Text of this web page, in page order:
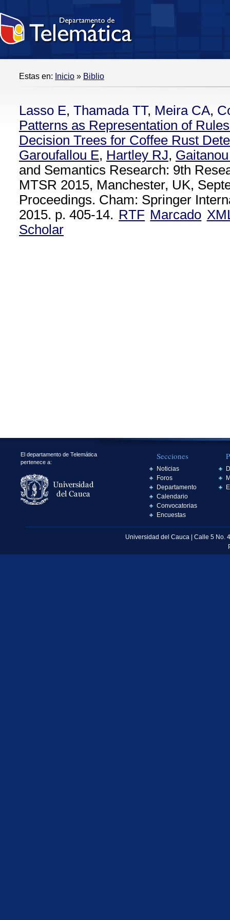
Estas en: Inicio » Biblio
Lasso E, Thamada TT, Meira CA,
Patterns as Representation of
Decision Trees for Coffee Rust
Garoufallou E, Hartley RJ, Gaitanou
and Semantics Research: 9th
MTSR 2015, Manchester, UK,
Proceedings. Cham: Springer
2015. p. 405-14. RTF Marcado
Scholar
El departamento de Telemática
pertenece a:
Secciones
Noticias
Foros
Departamento
Calendario
Convocatorias
Encuestas
Universidad del Cauca | Calle 5 No.